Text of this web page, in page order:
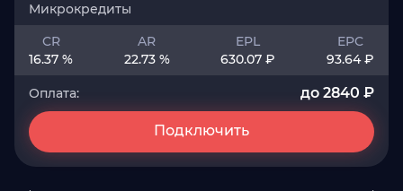
Микрокредиты
CR
16.37 %
AR
22.73 %
EPL
630.07 ₽
EPC
93.64 ₽
Оплата: до 2840 ₽
Подключить